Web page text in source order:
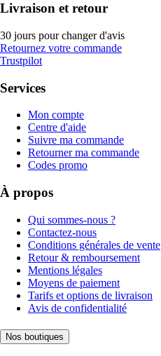
Livraison et retour
30 jours pour changer d'avis
Retournez votre commande
Trustpilot
Services
Mon compte
Centre d'aide
Suivre ma commande
Retourner ma commande
Codes promo
À propos
Qui sommes-nous ?
Contactez-nous
Conditions générales de vente
Retour & remboursement
Mentions légales
Moyens de paiement
Tarifs et options de livraison
Avis de confidentialité
Nos boutiques